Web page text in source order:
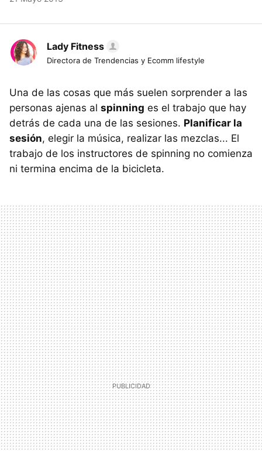
Lady Fitness
Directora de Trendencias y Ecomm lifestyle
Una de las cosas que más suelen sorprender a las
personas ajenas al spinning es el trabajo que hay
detrás de cada una de las sesiones. Planificar la
sesión, elegir la música, realizar las mezclas... El
trabajo de los instructores de spinning no comienza
ni termina encima de la bicicleta.